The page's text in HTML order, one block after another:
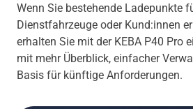
Wenn Sie bestehende Ladepunkte
Dienstfahrzeuge oder Kund:innen
erhalten Sie mit der KEBA P40 Pro
mit mehr Überblick, einfacher
Basis für künftige Anforderungen.